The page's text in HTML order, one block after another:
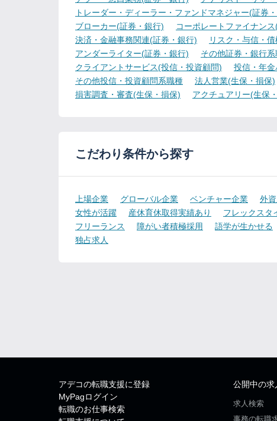
トレーダー・ディーラー・ファンドマネジャー(証券
ブローカー(証券・銀行)
コーポレートファイナン
決済・金融事務関連(証券・銀行)
リスク・与信・
アンダーライター(証券・銀行)
その他証券・銀行
クライアントサービス(投信・投資顧問)
投信・年
その他投信・投資顧問系職種
法人営業(生保・損保)
損害調査・審査(生保・損保)
アクチュアリー(生保
こだわり条件から探す
上場企業 グローバル企業 ベンチャー企業 外
女性が活躍
産休育休取得実績あり フレックスタ
フリーランス
障がい者積極採用 語学が生かせる
独占求人
アデコの転職支援に登録
MyPagログイン
転職のお仕事検索
公開中の求
求人検索
事務の転職